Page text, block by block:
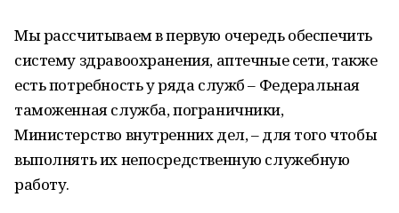
Мы рассчитываем в первую очередь обеспечить
систему здравоохранения, аптечные сети, также
есть потребность у ряда служб – Федеральная
таможенная служба, пограничники,
Министерство внутренних дел, – для того чтобы
выполнять их непосредственную служебную
работу.